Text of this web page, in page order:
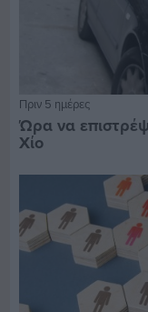
Πριν 5 ημέρες
Ώρα να
Χίο